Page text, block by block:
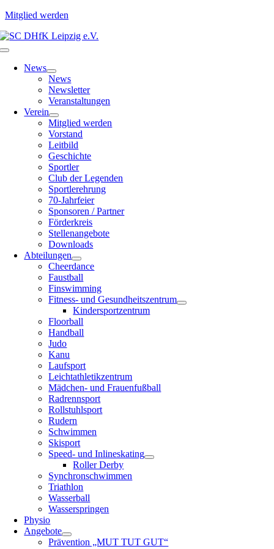
Mitglied werden
Zum
Inhalt
Toggle
NavigationNews
News
Newsletter
Veranstaltungen
Verein
Mitglied werden
Vorstand
Leitbild
Geschichte
Sportler
Club der Legenden
Sportlerehrung
70-Jahrfeier
Sponsoren / Partner
Förderkreis
Stellenangebote
Downloads
Abteilungen
Cheerdance
Faustball
Finswimming
Fitness- und Gesundheitszentrum
Kindersportzentrum
Floorball
Handball
Judo
Kanu
Laufsport
Leichtathletikzentrum
Mädchen- und Frauenfußball
Radrennsport
Rollstuhlsport
Rudern
Schwimmen
Skisport
Speed- und Inlineskating
Roller Derby
Synchronschwimmen
Triathlon
Wasserball
Wasserspringen
Physio
Angebote
Prävention „MUT TUT GUT“